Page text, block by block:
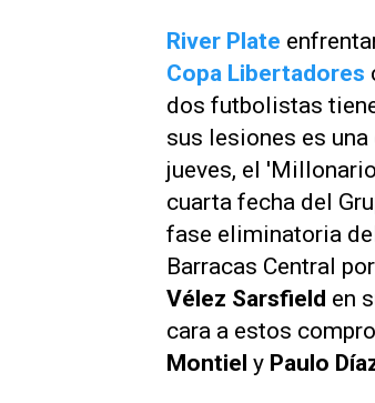
River Plate
Copa Libertadores
dos futbolistas
sus lesiones es
jueves, el
cuarta fecha del
fase eliminatoria
Barracas Central
Vélez Sarsfield en
cara a estos
Montiel y Paulo